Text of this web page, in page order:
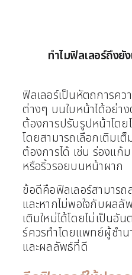
ทำไมฟิลเลอร์ถึงยั
ฟิลเลอร์เป็นหัตถการค
ต่างๆ บนใบหน้าได้อย่า
ต้องการปรับรูปหน้าโด
โดยสามารถเลือกเติมเ
ต้องการได้ เช่น ร่องแก้
หรือริ้วรอยบนหน้าผาก
ข้อดีคือฟิลเลอร์สามารถ
และหากไม่พอใจกับผล
เติมใหม่ได้โดยไม่เป็นอั
ร์ควรทำโดยแพทย์ผู้ชำ
และผลลัพธ์ที่ดี